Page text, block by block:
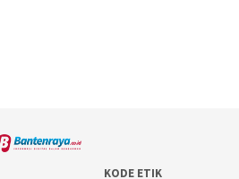
KODE ETIK